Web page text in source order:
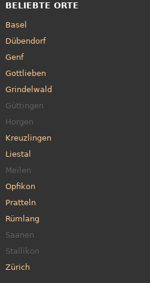
BELIEBTE ORTE
Basel
Dübendorf
Genf
Gottlieben
Grindelwald
Güttingen
Horgen
Kreuzlingen
Liestal
Meilen
Opfikon
Pratteln
Rümlang
Saanen
Stallikon
Zürich